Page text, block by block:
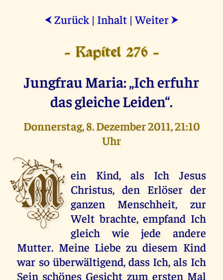
⮜ Zurück | Inhalt |Weiter ⮞
- Kapitel 276 -
Jungfrau Maria: „Ich erfuhr
das gleiche Leiden“.
Donnerstag, 8. Dezember 2011, 21:10
Uhr
M ein Kind, als Ich Jesus
Christus, den Erlöser der
ganzen Menschheit, zur
Welt brachte, empfand Ich
gleich wie jede andere
Mutter. Meine Liebe zu diesem Kind
war so überwältigend, dass Ich, als Ich
Sein schönes Gesicht zum ersten Mal